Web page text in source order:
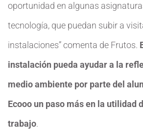
oportunidad en algunas
tecnología, que puedan subir a
instalaciones” comenta de Frutos.
instalación pueda ayudar a la
medio ambiente por parte del
Ecooo un paso más en la utilidad
trabajo.